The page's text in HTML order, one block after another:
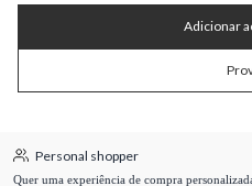
Adicionar
Personal shopper
Quer uma experiência de compra